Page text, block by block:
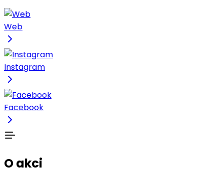
Web
Instagram
Facebook
O akci